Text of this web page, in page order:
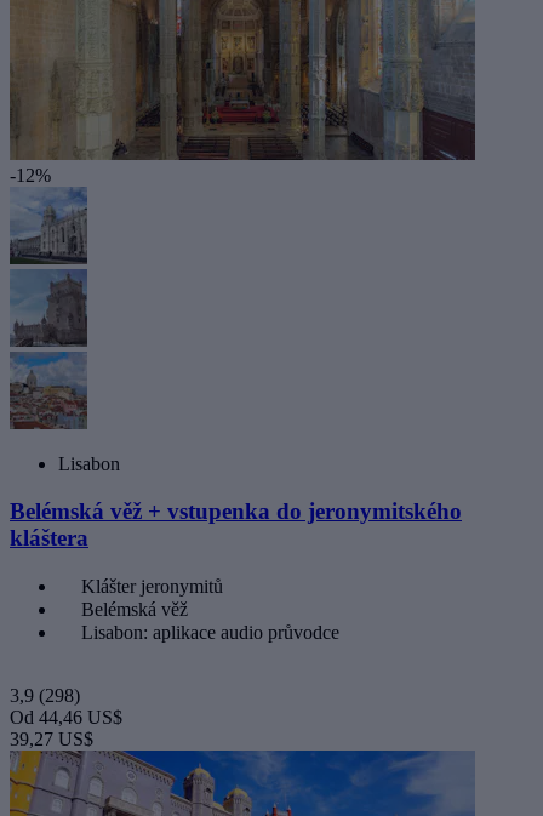
-12%
Lisabon
Belémská věž + vstupenka do jeronymitského
kláštera
Klášter jeronymitů
Belémská věž
Lisabon: aplikace audio průvodce
3,9 (298)
Od 44,46 US$
39,27 US$